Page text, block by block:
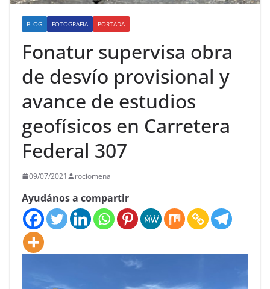
BLOG FOTOGRAFIA PORTADA
Fonatur supervisa obra
de desvío provisional y
avance de estudios
geofísicos en Carretera
Federal 307
09/07/2021 rociomena
Ayudános a compartir